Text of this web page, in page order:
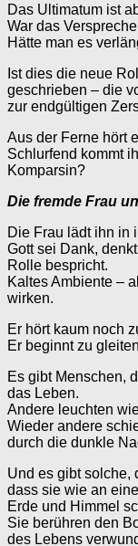
Das Ultimatum ist
War das
Hätte man es
Ist dies die neue
geschrieben – die
zur endgültigen
Aus der Ferne hört
Schlurfend kommt
Komparsin?
Die fremde Frau
Die Frau lädt ihn in
Gott sei Dank,
Rolle bespricht.
Kaltes Ambiente –
wirken.
Er hört kaum noch
Er beginnt zu
Es gibt Menschen,
das Leben.
Andere leuchten
Wieder andere
durch die dunkle
Und es gibt solche,
dass sie wie an
Erde und Himmel
Sie berühren den
des Lebens